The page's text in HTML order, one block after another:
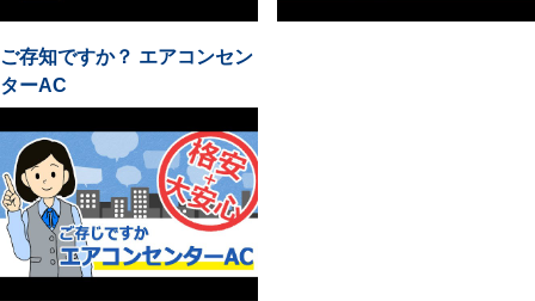
ご存知ですか？ エアコンセン
ターAC